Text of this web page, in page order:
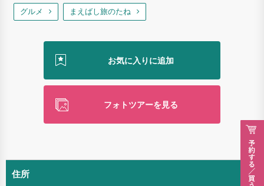
グルメ まえばし旅のたね
フォトツアーを見る
住所